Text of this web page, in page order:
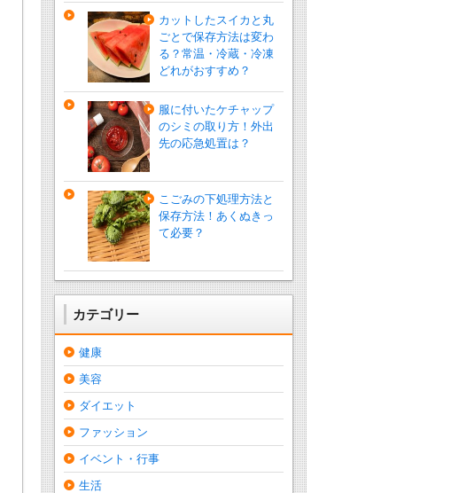
カットしたスイカと丸
ごとで保存方法は変わ
る？常温・冷蔵・冷凍
どれがおすすめ？
服に付いたケチャップ
のシミの取り方！外出
先の応急処置は？
こごみの下処理方法と
保存方法！あくぬきっ
て必要？
カテゴリー
健康
美容
ダイエット
ファッション
イベント・行事
生活